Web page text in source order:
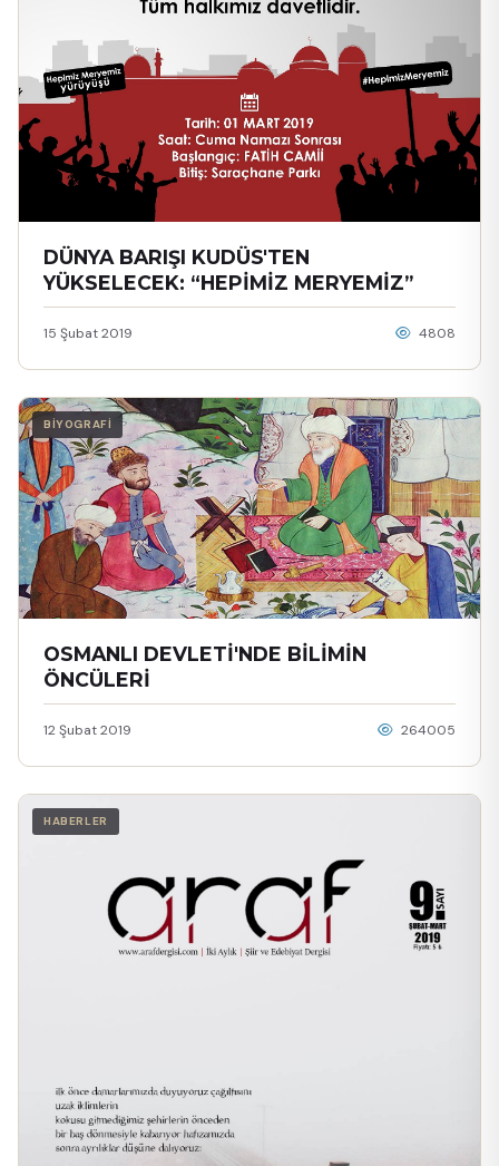
DÜNYA BARIŞI KUDÜS'TEN
YÜKSELECEK: “HEPİMİZ MERYEMİZ”
15 Şubat 2019 4808
BİYOGRAFİ
OSMANLI DEVLETİ'NDE BİLİMİN
ÖNCÜLERİ
12 Şubat 2019 264005
HABERLER